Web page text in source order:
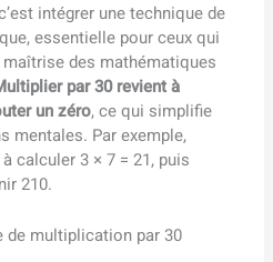
intégrer une technique de
essentielle pour ceux qui
des mathématiques
par 30 revient à
un zéro, ce qui simplifie
mentales. Par exemple,
calculer 3 × 7 = 21, puis
210.
de multiplication par 30